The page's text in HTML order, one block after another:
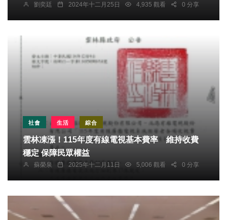
劉奕廷 2024年十二月25日 4,935 觀看 0 分享
社會 生活 綜合
雲林凍漲！115年度有線電視基本費率 維持收費
穩定 保障民眾權益
蘇榮泉 2025年十二月11日 5,006 觀看 0 分享